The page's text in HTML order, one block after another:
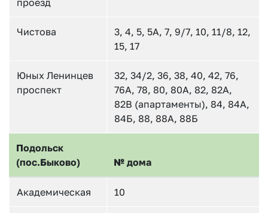
проезд
Чистова
3, 4, 5, 5А, 7, 9/7, 10, 11/8, 12,
15, 17
Юных Ленинцев
проспект
32, 34/2, 36, 38, 40, 42, 76,
76А, 78, 80, 80А, 82, 82А,
82В (апартаменты), 84, 84А,
84Б, 88, 88А, 88Б
Подольск
(пос.Быково)
№ дома
Академическая 10